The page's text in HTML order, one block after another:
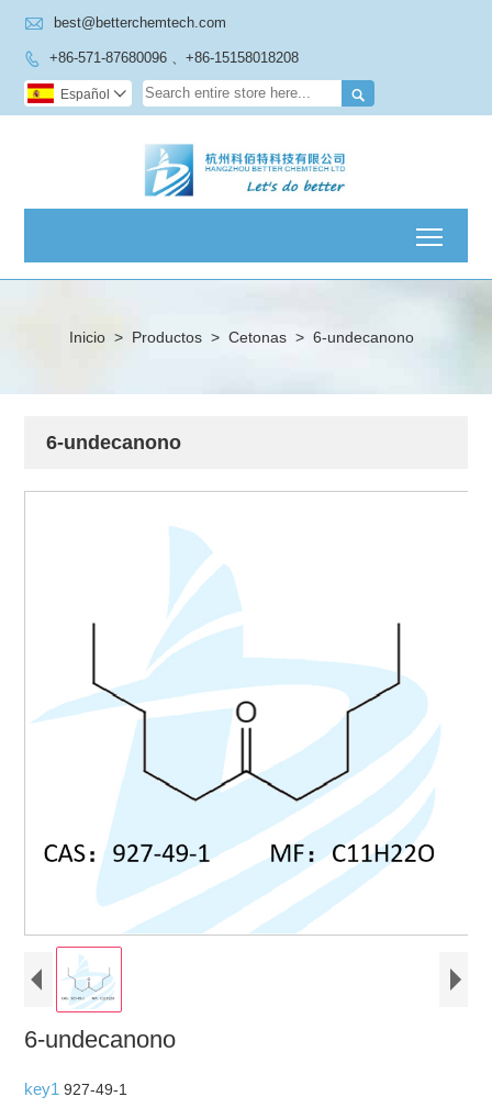
 best@betterchemtech.com
 +86-571-87680096 、+86-15158018208

Español 
Inicio > Productos > Cetonas > 6-undecanono
6-undecanono
6-undecanono
key1927-49-1